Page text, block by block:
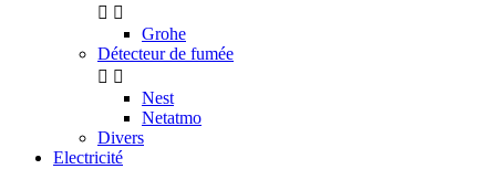
 
Grohe
Détecteur de fumée
 
Nest
Netatmo
Divers
Electricité